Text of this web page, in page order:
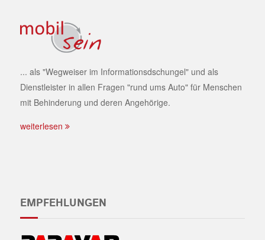
... als "Wegweiser im Informationsdschungel" und als
Dienstleister in allen Fragen "rund ums Auto" für Menschen
mit Behinderung und deren Angehörige.
weiterlesen
EMPFEHLUNGEN